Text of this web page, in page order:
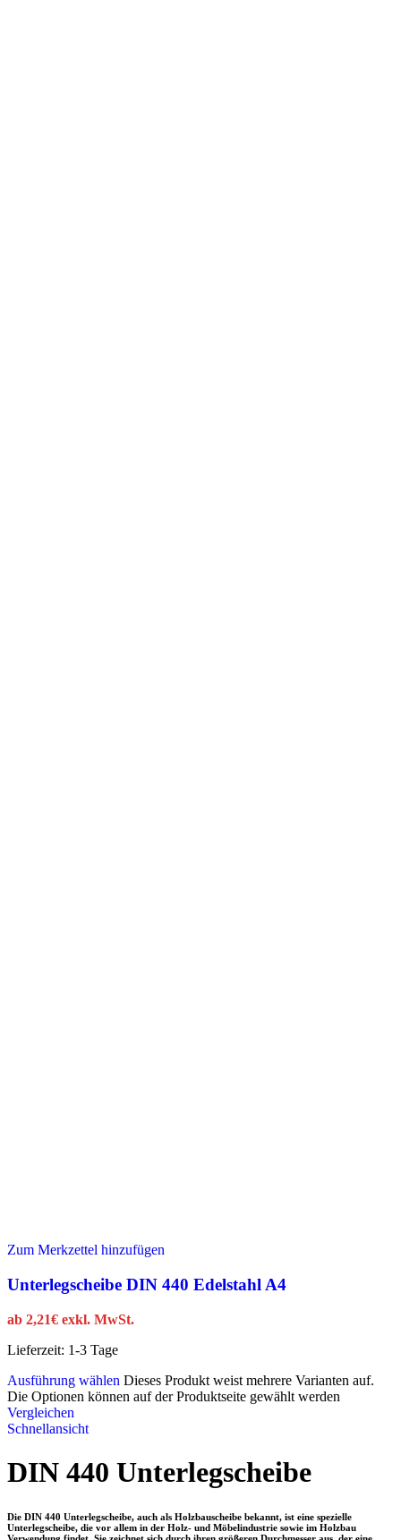
Zum Merkzettel hinzufügen
Unterlegscheibe DIN 440 Edelstahl A4
ab 2,21€ exkl. MwSt.
Lieferzeit: 1-3 Tage
Ausführung wählen Dieses Produkt weist mehrere Varianten auf.
Die Optionen können auf der Produktseite gewählt werden
Vergleichen
Schnellansicht
DIN 440 Unterlegscheibe
Die DIN 440 Unterlegscheibe, auch als Holzbauscheibe bekannt, ist eine spezielle
Unterlegscheibe, die vor allem in der Holz- und Möbelindustrie sowie im Holzbau